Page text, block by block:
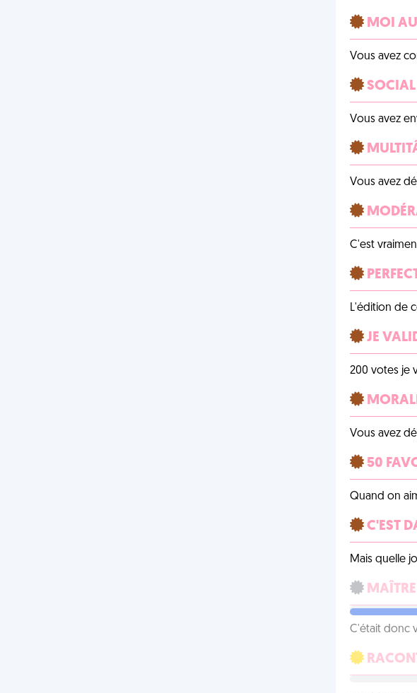
MOI
Vous avez
SOCIAL
Vous avez
Vous avez
C'est
L'édition de
JE
200 votes je
Vous avez
50
Quand on
C'EST
Mais quelle
MAÎTRE
C'était donc